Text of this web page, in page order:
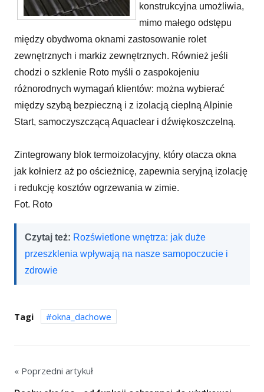
konstrukcyjna umożliwia,
mimo małego odstępu
między obydwoma oknami zastosowanie rolet
zewnętrznych i markiz zewnętrznych. Również jeśli
chodzi o szklenie Roto myśli o zaspokojeniu
różnorodnych wymagań klientów: można wybierać
między szybą bezpieczną i z izolacją cieplną Alpinie
Start, samoczyszczącą Aquaclear i dźwiękoszczelną.
Zintegrowany blok termoizolacyjny, który otacza okna
jak kołnierz aż po ościeżnicę, zapewnia seryjną izolację
i redukcję kosztów ogrzewania w zimie.
Fot. Roto
Czytaj też: Rozświetlone wnętrza: jak duże
przeszklenia wpływają na nasze samopoczucie i
zdrowie
Tagi okna_dachowe
« Poprzedni artykuł